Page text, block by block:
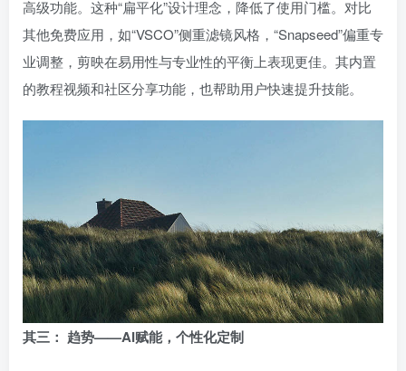
高级功能。这种“扁平化”设计理念，降低了使用门槛。对比
其他免费应用，如“VSCO”侧重滤镜风格，“Snapseed”偏重专
业调整，剪映在易用性与专业性的平衡上表现更佳。其内置
的教程视频和社区分享功能，也帮助用户快速提升技能。
其三： 趋势——AI赋能，个性化定制